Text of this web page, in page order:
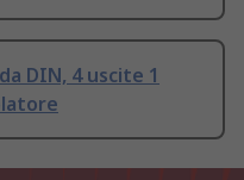
DIN, 4 uscite 1